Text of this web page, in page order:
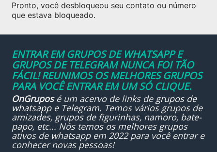
Pronto, você desbloqueou seu contato ou número
que estava bloqueado.
ENTRAR EM GRUPOS DE WHATSAPP E
GRUPOS DE TELEGRAM NUNCA FOI TÃO
FÁCIL! REUNIMOS OS MELHORES GRUPOS
PARA VOCÊ ENTRAR EM UM SÓ CLIQUE.
OnGruposé um acervo de links de grupos de
whatsappe Telegram. Temos vários grupos de
amizades, grupos de figurinhas, namoro, bate-
papo, etc... Nós temos os melhores grupos
ativos de whatsapp em 2022 para você entrar e
conhecer novas pessoas!